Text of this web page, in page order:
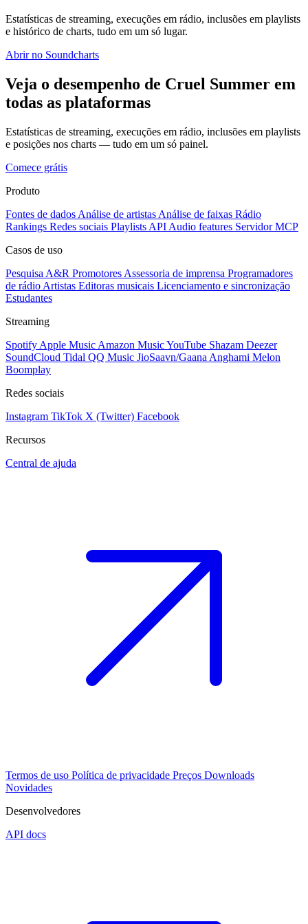
Estatísticas de streaming, execuções em rádio, inclusões em playlists
e histórico de charts, tudo em um só lugar.
Abrir no Soundcharts
Veja o desempenho de Cruel Summer em
todas as plataformas
Estatísticas de streaming, execuções em rádio, inclusões em playlists
e posições nos charts — tudo em um só painel.
Comece grátis
Produto
Fontes de dados Análise de artistas Análise de faixas Rádio
Rankings Redes sociais Playlists API Audio features Servidor MCP
Casos de uso
Pesquisa A&R Promotores Assessoria de imprensa Programadores
de rádio Artistas Editoras musicais Licenciamento e sincronização
Estudantes
Streaming
Spotify Apple Music Amazon MusicYouTube Shazam Deezer
SoundCloud Tidal QQ Music JioSaavn/Gaana Anghami Melon
Boomplay
Redes sociais
Instagram TikTok X (Twitter) Facebook
Recursos
Central de ajuda
Termos de uso Política de privacidade Preços Downloads
Novidades
Desenvolvedores
API docs